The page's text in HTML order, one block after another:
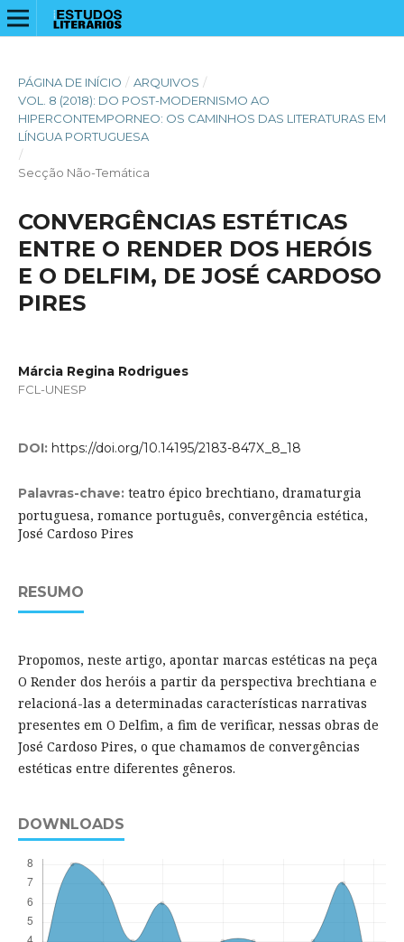
PÁGINA DE INÍCIO / ARQUIVOS /
VOL. 8 (2018): DO POST-MODERNISMO AO
HIPERCONTEMPORNEO: OS CAMINHOS DAS LITERATURAS EM
LÍNGUA PORTUGUESA
/
Secção Não-Temática
CONVERGÊNCIAS ESTÉTICAS
ENTRE O RENDER DOS HERÓIS
E O DELFIM, DE JOSÉ CARDOSO
PIRES
Márcia Regina Rodrigues
FCL-UNESP
DOI: https://doi.org/10.14195/2183-847X_8_18
Palavras-chave: teatro épico brechtiano, dramaturgia
portuguesa, romance português, convergência estética,
José Cardoso Pires
RESUMO
Propomos, neste artigo, apontar marcas estéticas na peça
O Render dos heróis a partir da perspectiva brechtiana e
relacioná-las a determinadas características narrativas
presentes em O Delfim, a fim de verificar, nessas obras de
José Cardoso Pires, o que chamamos de convergências
estéticas entre diferentes gêneros.
DOWNLOADS